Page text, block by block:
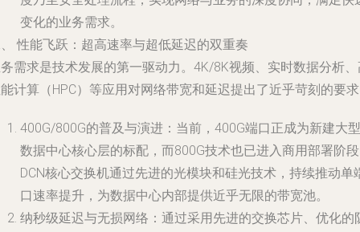
变化的业务需求。
性能飞跃：超高速率与超低延迟的双重奏
需求是技术发展的第一驱动力。4K/8K视频、实时数据分析
计算（HPC）等应用对网络带宽和延迟提出了近乎苛刻的要
400G/800G的普及与演进：当前，400G端口正成为新建大型
数据中心核心层的标配，而800G技术也已进入商用部署阶
DCN核心交换机通过先进的光模块和硅光技术，持续推动单
口速率提升，为数据中心内部提供近乎无限的带宽池。
纳秒级延迟与无损网络：通过采用先进的交换芯片、优化的